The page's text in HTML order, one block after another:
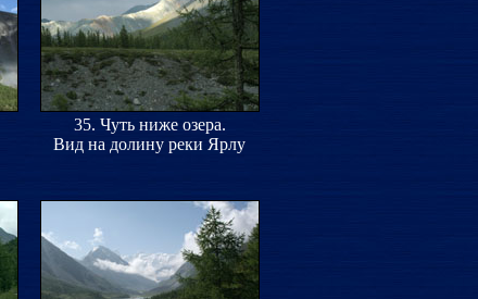
35. Чуть ниже озера.
Вид на долину реки Ярлу